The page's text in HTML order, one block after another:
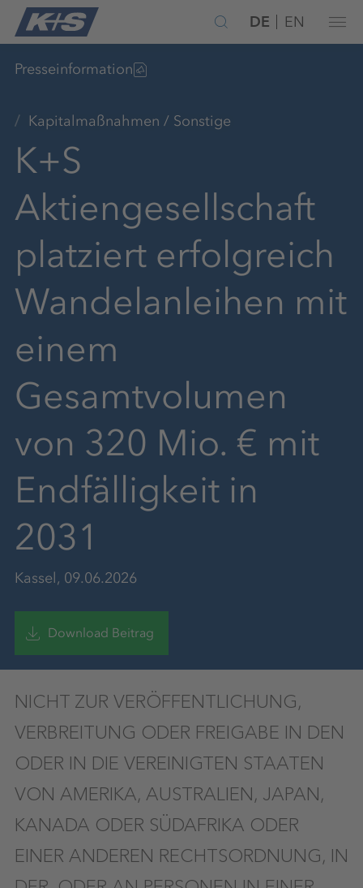
DE EN
Presseinformation
Kapitalmaßnahmen / Sonstige
K+S
Aktiengesellschaft
platziert erfolgreich
Wandelanleihen mit
einem
Gesamtvolumen
von 320 Mio. € mit
Endfälligkeit in
2031
Kassel, 09.06.2026
Download Beitrag
NICHT ZUR VERÖFFENTLICHUNG,
VERBREITUNG ODER FREIGABE IN DEN
ODER IN DIE VEREINIGTEN STAATEN
VON AMERIKA, AUSTRALIEN, JAPAN,
KANADA ODER SÜDAFRIKA ODER
EINER ANDEREN RECHTSORDNUNG, IN